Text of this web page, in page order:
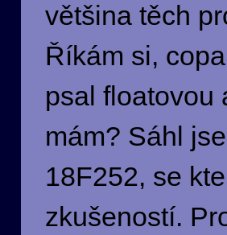
většina těch
Říkám si,
psal floatovou
mám? Sáhl
18F252, se
zkušeností.